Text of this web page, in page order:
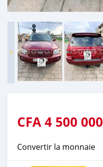
CFA4 500 000
Convertir la monnaie